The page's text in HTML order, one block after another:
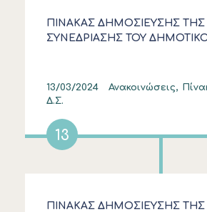
ΠΙΝΑΚΑΣ ΔΗΜΟΣΙΕΥΣΗΣ ΤΗΣ
ΣΥΝΕΔΡΙΑΣΗΣ ΤΟΥ
13/03/2024 Ανακοινώσεις,
Δ.Σ.
13
ΠΙΝΑΚΑΣ ΔΗΜΟΣΙΕΥΣΗΣ ΤΗΣ